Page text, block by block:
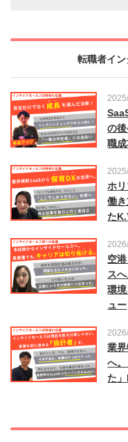
転職者イ
の
職
ホ
働
た
空
ス
環
ュー
業
へ
た